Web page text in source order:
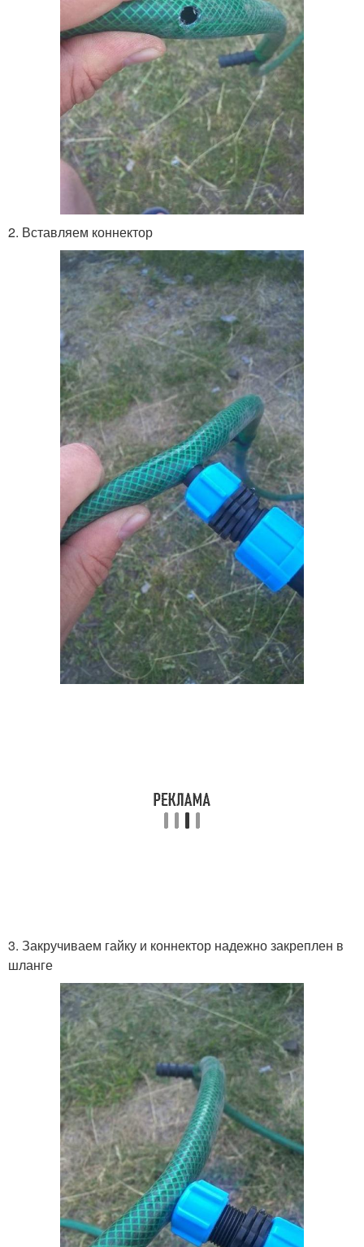
2. Вставляем коннектор
3. Закручиваем гайку и коннектор надежно закреплен в
шланге